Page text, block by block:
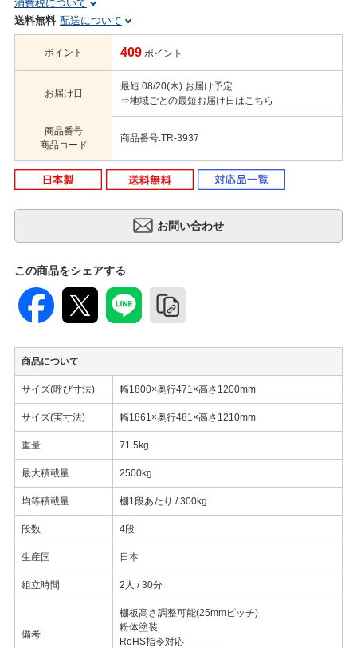
消費税について
送料無料 配送について
ポイント 409 ポイント
お届け日
最短 08/20(木) お届け予定
⇒地域ごとの最短お届け日はこちら
商品番号
商品コード
商品番号:TR-3937
この商品をシェアする
商品について
サイズ(呼び寸法) 幅1800×奥行471×高さ1200mm
サイズ(実寸法) 幅1861×奥行481×高さ1210mm
重量 71.5kg
最大積載量 2500kg
均等積載量 棚1段あたり / 300kg
段数 4段
生産国 日本
組立時間 2人 / 30分
備考
棚板高さ調整可能(25mmピッチ)
粉体塗装
RoHS指令対応